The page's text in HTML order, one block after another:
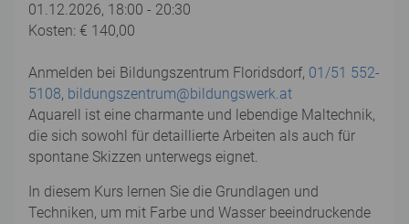
01.12.2026, 18:00 - 20:30
Kosten: € 140,00
Anmelden bei Bildungszentrum Floridsdorf, 01/51 552-
5108, bildungszentrum@bildungswerk.at
Aquarell ist eine charmante und lebendige Maltechnik,
die sich sowohl für detaillierte Arbeiten als auch für
spontane Skizzen unterwegs eignet.
In diesem Kurs lernen Sie die Grundlagen und
Techniken, um mit Farbe und Wasser beeindruckende